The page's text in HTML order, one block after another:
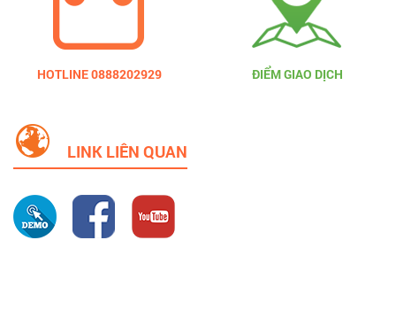
HOTLINE 0888202929 ĐIỂM GIAO DỊCH
LINK LIÊN QUAN